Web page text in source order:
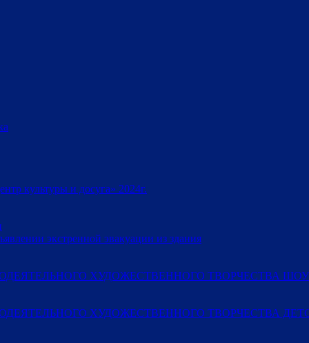
культуры и досуга» 2024г.
экстренной эвакуации из здания
ХУДОЖЕСТВЕННОГО ТВОРЧЕСТВА
ХУДОЖЕСТВЕННОГО ТВОРЧЕСТВА